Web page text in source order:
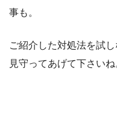
事も。
ご紹介した対処法を試
見守ってあげて下さいね